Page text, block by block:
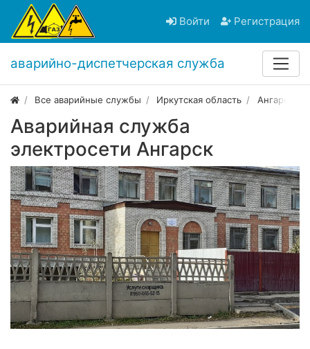
Войти Регистрация
аварийно-диспетчерская служба
Все аварийные службы Иркутская область Ангарск
Аварийная служба
электросети Ангарск